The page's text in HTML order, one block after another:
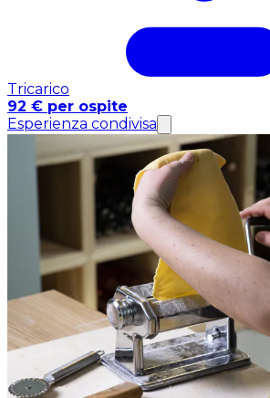
Tricarico
92 € per ospite
Esperienza condivisa